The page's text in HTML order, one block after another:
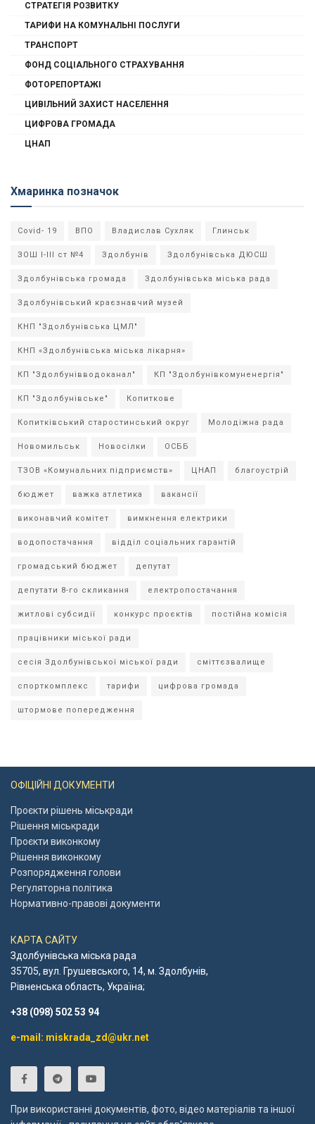
СТРАТЕГІЯ РОЗВИТКУ
ТАРИФИ НА КОМУНАЛЬНІ ПОСЛУГИ
ТРАНСПОРТ
ФОНД СОЦІАЛЬНОГО СТРАХУВАННЯ
ФОТОРЕПОРТАЖІ
ЦИВІЛЬНИЙ ЗАХИСТ НАСЕЛЕННЯ
ЦИФРОВА ГРОМАДА
ЦНАП
Хмаринка позначок
Covid- 19 ВПО Владислав Сухляк Глинськ
ЗОШ І-ІІІ ст №4 Здолбунів Здолбунівська ДЮСШ
Здолбунівська громада Здолбунівська міська рада
Здолбунівський краєзнавчий музей
КНП "Здолбунівська ЦМЛ"
КНП «Здолбунівська міська лікарня»
КП "Здолбунівводоканал" КП "Здолбунівкомуненергія"
КП "Здолбунівське" Копиткове
Копитківський старостинський округ Молодіжна рада
Новомильськ Новосілки ОСББ
ТЗОВ «Комунальних підприємств» ЦНАП благоустрій
бюджет важка атлетика вакансії
виконавчий комітет вимкнення електрики
водопостачання відділ соціальних гарантій
громадський бюджет депутат
депутати 8-го скликання електропостачання
житлові субсидії конкурс проєктів постійна комісія
працівники міської ради
сесія Здолбунівської міської ради сміттєзвалище
спорткомплекс тарифи цифрова громада
штормове попередження
ОФІЦІЙНІ ДОКУМЕНТИ
Проєкти рішень міськради
Рішення міськради
Проєкти виконкому
Рішення виконкому
Розпорядження голови
Регуляторна політика
Нормативно-правові документи
КАРТА САЙТУ
Здолбунівська міська рада
35705, вул. Грушевського, 14, м. Здолбунів,
Рівненська область, Україна;
+38 (098) 502 53 94
e-mail: miskrada_zd@ukr.net
При використанні документів, фото, відео матеріалів та іншої